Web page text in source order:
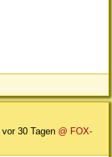
vor 30 Tagen @ FOX-